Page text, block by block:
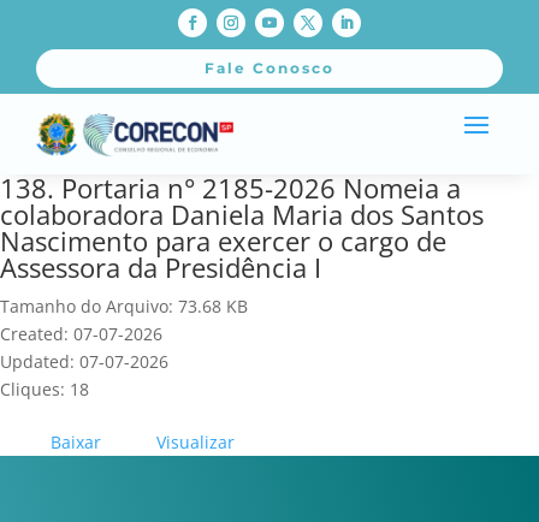
Fale Conosco
138. Portaria n° 2185-2026 Nomeia a
colaboradora Daniela Maria dos Santos
Nascimento para exercer o cargo de
Assessora da Presidência I
Tamanho do Arquivo: 73.68 KB
Created: 07-07-2026
Updated: 07-07-2026
Cliques: 18
Baixar Visualizar